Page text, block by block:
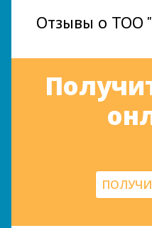
Отзывы о ТОО